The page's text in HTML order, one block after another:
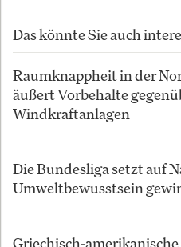
Das könnte Sie auch
Raumknappheit in der
äußert Vorbehalte
Windkraftanlagen
Die Bundesliga setzt auf
Umweltbewusstsein
Griechisch-